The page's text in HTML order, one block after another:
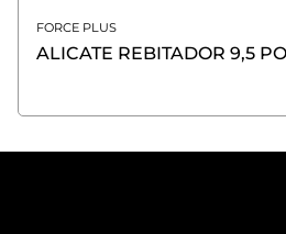
FORCE PLUS
ALICATE REBITADOR 9,5